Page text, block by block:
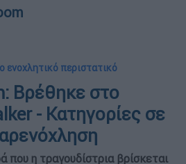
ενοχλητικό περιστατικό
Βρέθηκε στο
- Κατηγορίες σε
που η τραγουδίστρια βρίσκεται